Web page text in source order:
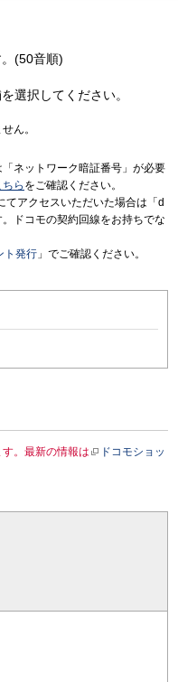
(50音順)
選択してください。
ん。
ネットワーク暗証番号」が必要
ちら をご確認ください。
アクセスいただいた場合は「d
ドコモの契約回線をお持ちでな
ト発行 」でご確認ください。
。最新の情報は
ドコモショッ